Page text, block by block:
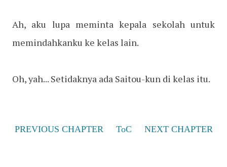
Ah, aku lupa meminta kepala sekolah untuk
memindahkanku ke kelas lain.
Oh, yah... Setidaknya ada Saitou-kun di kelas itu.
PREVIOUS CHAPTER ToC NEXT CHAPTER